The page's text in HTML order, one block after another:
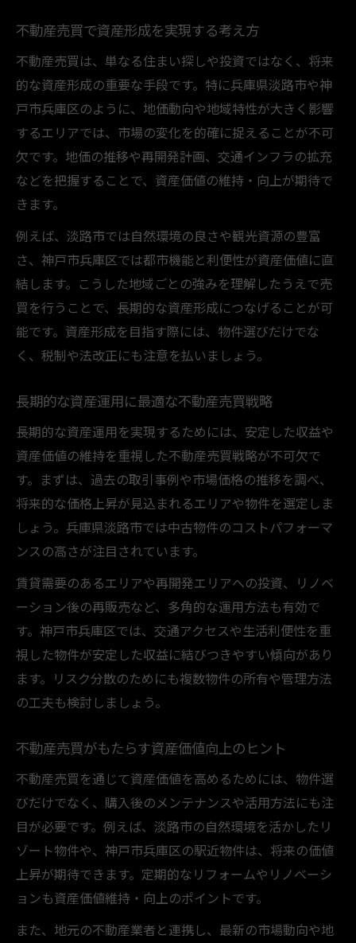
不動産売買で資産形成を実現する考え方
不動産売買は、単なる住まい探しや投資ではなく、将来
的な資産形成の重要な手段です。特に兵庫県淡路市や神
戸市兵庫区のように、地価動向や地域特性が大きく影響
するエリアでは、市場の変化を的確に捉えることが不可
欠です。地価の推移や再開発計画、交通インフラの拡充
などを把握することで、資産価値の維持・向上が期待で
きます。
例えば、淡路市では自然環境の良さや観光資源の豊富
さ、神戸市兵庫区では都市機能と利便性が資産価値に直
結します。こうした地域ごとの強みを理解したうえで売
買を行うことで、長期的な資産形成につなげることが可
能です。資産形成を目指す際には、物件選びだけでな
く、税制や法改正にも注意を払いましょう。
長期的な資産運用に最適な不動産売買戦略
長期的な資産運用を実現するためには、安定した収益や
資産価値の維持を重視した不動産売買戦略が不可欠で
す。まずは、過去の取引事例や市場価格の推移を調べ、
将来的な価格上昇が見込まれるエリアや物件を選定しま
しょう。兵庫県淡路市では中古物件のコストパフォーマ
ンスの高さが注目されています。
賃貸需要のあるエリアや再開発エリアへの投資、リノベ
ーション後の再販売など、多角的な運用方法も有効で
す。神戸市兵庫区では、交通アクセスや生活利便性を重
視した物件が安定した収益に結びつきやすい傾向があり
ます。リスク分散のためにも複数物件の所有や管理方法
の工夫も検討しましょう。
不動産売買がもたらす資産価値向上のヒント
不動産売買を通じて資産価値を高めるためには、物件選
びだけでなく、購入後のメンテナンスや活用方法にも注
目が必要です。例えば、淡路市の自然環境を活かしたリ
ゾート物件や、神戸市兵庫区の駅近物件は、将来の価値
上昇が期待できます。定期的なリフォームやリノベーシ
ョンも資産価値維持・向上のポイントです。
また、地元の不動産業者と連携し、最新の市場動向や地